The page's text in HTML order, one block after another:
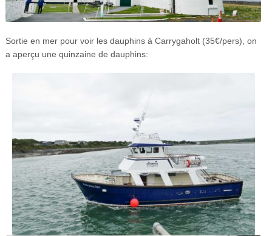
Sortie en mer pour voir les dauphins à Carrygaholt (35€/pers), on
a aperçu une quinzaine de dauphins: